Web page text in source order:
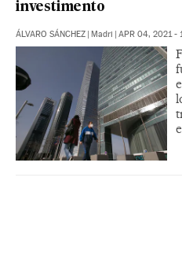
investimento
ÁLVARO SÁNCHEZ Madri APR 04, 2021 -